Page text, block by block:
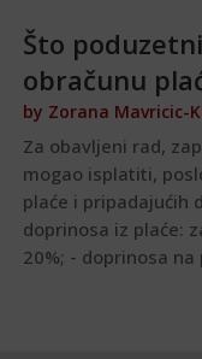
Što
obračunu
by Zorana Mavricic-
Za obavljeni rad,
mogao isplatiti,
plaće i pripadajućih
doprinosa iz plaće:
20%; - doprinosa